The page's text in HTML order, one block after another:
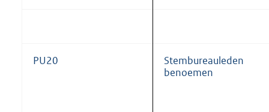
PU20
Stembureauleden
benoemen